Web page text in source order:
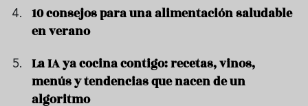
10 consejos para una alimentación saludable
en verano
La IA ya cocina contigo: recetas, vinos,
menús y tendencias que nacen de un
algoritmo